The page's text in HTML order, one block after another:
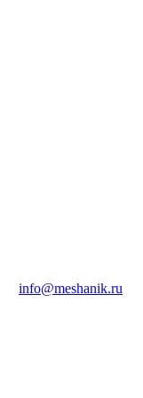
info@meshanik.ru